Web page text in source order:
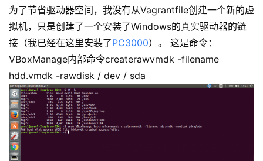
为了节省驱动器空间，我没有从Vagrantfile创建一个新的虚
拟机，只是创建了一个安装了Windows的真实驱动器的链
接（我已经在这里安装了PC3000）。 这是命令：
VBoxManage内部命令createrawvmdk -filename
hdd.vmdk -rawdisk / dev / sda